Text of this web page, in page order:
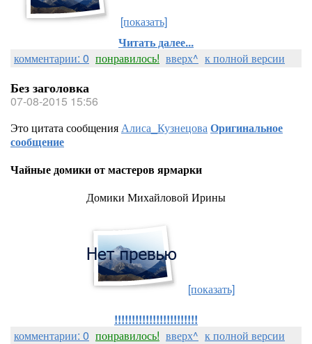
[показать]
Читать далее...
комментарии: 0 понравилось! вверх^ к полной версии
Без заголовка
07-08-2015 15:56
Это цитата сообщенияАлиса_КузнецоваОригинальное
сообщение
Чайные домики от мастеров ярмарки
Домики Михайловой Ирины
[показать]
!!!!!!!!!!!!!!!!!!!!!!!!
комментарии: 0 понравилось! вверх^ к полной версии